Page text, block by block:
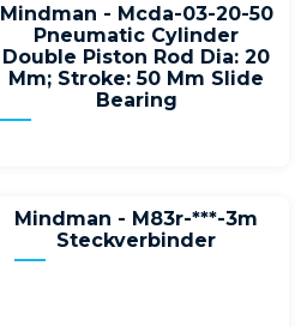
Mindman - Mcda-03-20-50
Pneumatic Cylinder
Double Piston Rod Dia: 20
Mm; Stroke: 50 Mm Slide
Bearing
Mindman - M83r-***-3m
Steckverbinder